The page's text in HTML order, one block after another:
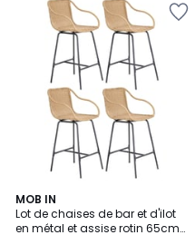
MOB IN
Lot de chaises de bar et d'ilot
en métal et assise rotin 65cm